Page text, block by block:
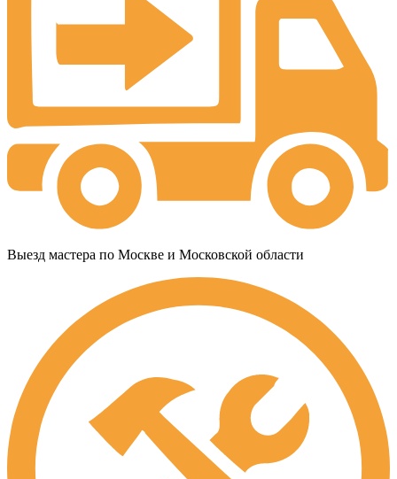
Выезд мастера по Москве и Московской области